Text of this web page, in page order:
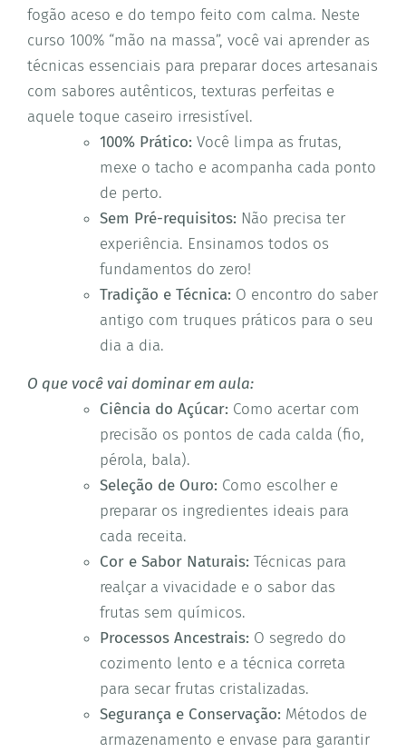
fogão aceso e do tempo feito com calma. Neste
curso 100% “mão na massa”, você vai aprender as
técnicas essenciais para preparar doces artesanais
com sabores autênticos, texturas perfeitas e
aquele toque caseiro irresistível.
100% Prático: Você limpa as frutas,
mexe o tacho e acompanha cada ponto
de perto.
Sem Pré-requisitos: Não precisa ter
experiência. Ensinamos todos os
fundamentos do zero!
Tradição e Técnica: O encontro do saber
antigo com truques práticos para o seu
dia a dia.
O que você vai dominar em aula:
Ciência do Açúcar: Como acertar com
precisão os pontos de cada calda (fio,
pérola, bala).
Seleção de Ouro: Como escolher e
preparar os ingredientes ideais para
cada receita.
Cor e Sabor Naturais: Técnicas para
realçar a vivacidade e o sabor das
frutas sem químicos.
Processos Ancestrais: O segredo do
cozimento lento e a técnica correta
para secar frutas cristalizadas.
Segurança e Conservação: Métodos de
armazenamento e envase para garantir